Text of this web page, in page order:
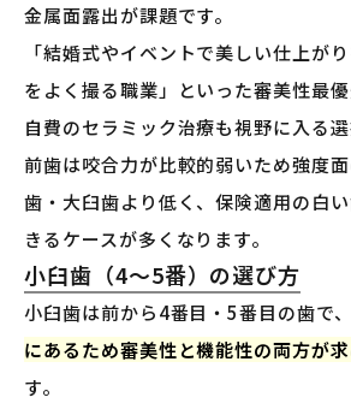
金属面露出が課題です。
「結婚式やイベントで美しい仕上が
をよく撮る職業」といった審美性最優
自費のセラミック治療も視野に入る選
前歯は咬合力が比較的弱いため強度
歯・大臼歯より低く、保険適用の白
きるケースが多くなります。
小臼歯（4〜5番）の選び方
小臼歯は前から4番目・5番目の歯で、
にあるため審美性と機能性の両方が
す。